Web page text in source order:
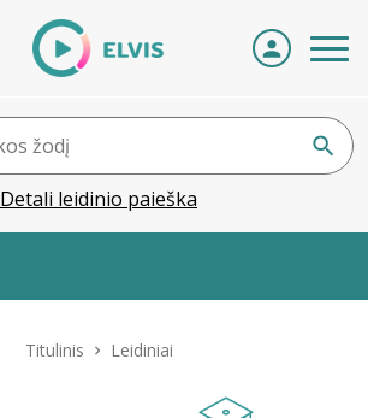
Detali leidinio paieška
Titulinis Leidiniai